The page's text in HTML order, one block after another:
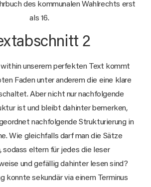
des kommunalen Wahlrechts erst
als 16.
2
within unserem perfekten Text kommt
Faden unter anderem die eine klare
Aber nicht nur nachfolgende
ist und bleibt dahinter bemerken,
nachfolgende Strukturierung in
Wie gleichfalls darf man die Sätze
sodass eltern für jedes die leser
und gefällig dahinter lesen sind?
konnte sekundär via einem Terminus